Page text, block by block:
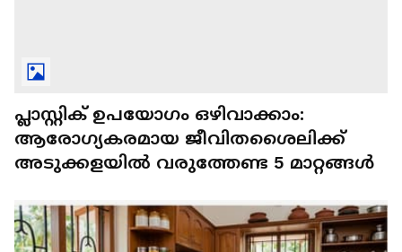
പ്ലാസ്റ്റിക് ഉപയോഗം ഒഴിവാക്കാം:
ആരോഗ്യകരമായ ജീവിതശൈലിക്ക്
അടുക്കളയിൽ വരുത്തേണ്ട 5 മാറ്റങ്ങൾ